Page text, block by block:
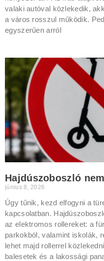
valaki autóval közlekedik,
a város rosszul működik.
egyszerűen arról
Hajdúszoboszló
június 8, 2026
Úgy tűnik, kezd elfogyni a
kapcsolatban.
az elektromos rollereket: a
parkokból, valamint iskolák,
lehet majd rollerrel
balesetek és a lakossági